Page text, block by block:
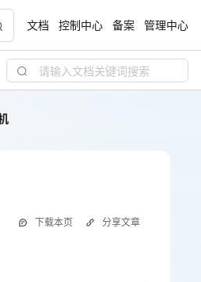
，高额上云补贴重磅
文档 控制中心 备案 管理中心
下载本页 分享文章